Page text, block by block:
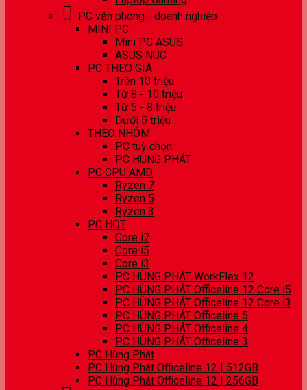
PC văn phòng - doanh nghiệp
MINI PC
Mini PC ASUS
ASUS NUC
PC THEO GIÁ
Trên 10 triệu
Từ 8 - 10 triệu
Từ 5 - 8 triệu
Dưới 5 triệu
THEO NHÓM
PC tuỳ chọn
PC HÙNG PHÁT
PC CPU AMD
Ryzen 7
Ryzen 5
Ryzen 3
PC HOT
Core i7
Core i5
Core i3
PC HÙNG PHÁT WorkFlex 12
PC HÙNG PHÁT Officeline 12 Core i5
PC HÙNG PHÁT Officeline 12 Core i3
PC HÙNG PHÁT Officeline 5
PC HÙNG PHÁT Officeline 4
PC HÙNG PHÁT Officeline 3
PC Hùng Phát
PC Hùng Phát Officeline 12 | 512GB
PC Hùng Phát Officeline 12 | 256GB